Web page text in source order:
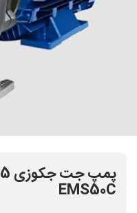
EMS50C